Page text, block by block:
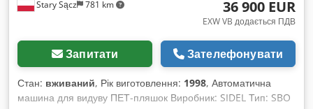
Stary Sącz 781 km 36 900 EUR
EXW VB додається ПДВ
Запитати Зателефонувати
Стан: вживаний, Рік виготовлення: 1998, Автоматична
машина для видуву ПЕТ-пляшок Виробник: SIDEL Тип: SBO